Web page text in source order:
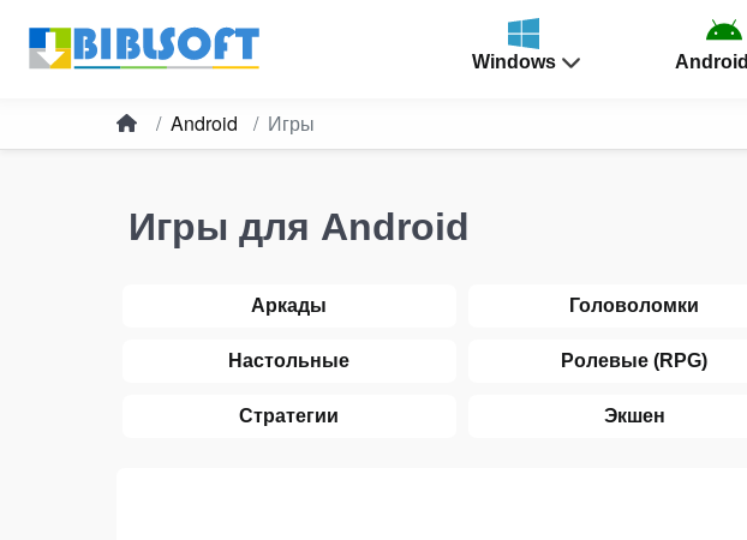
Windows Android
Android Игры
Игры для Android
Аркады Головоломки
Настольные Ролевые (RPG)
Стратегии Экшен